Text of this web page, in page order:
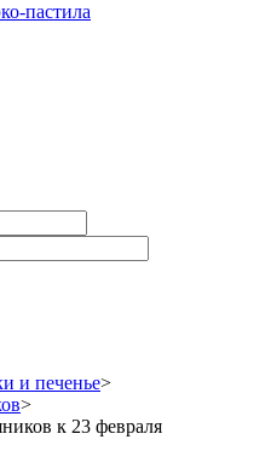
пастила
и печенье>
>
к 23 февраля